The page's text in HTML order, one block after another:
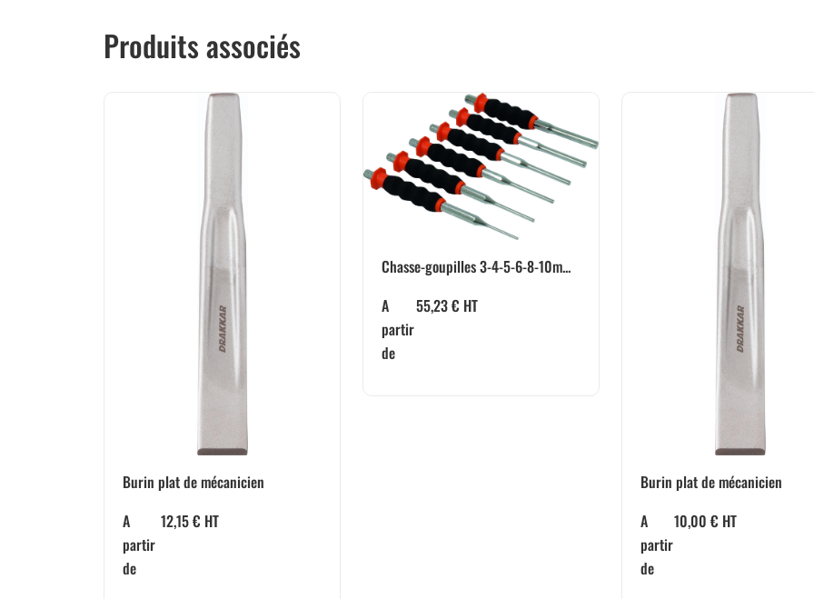
Produits associés
Burin plat de mécanicien
A
partir
de
12,15€ HT
Chasse-goupilles 3-4-5-6-8-10m...
A
partir
de
55,23€ HT
Burin plat de mécanicien
A
partir
de
10,00 € HT